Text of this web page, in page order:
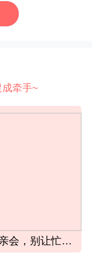
牵手~
活动：8月2日相约东莞大龄单身相亲会，别让忙碌耽误了余生良